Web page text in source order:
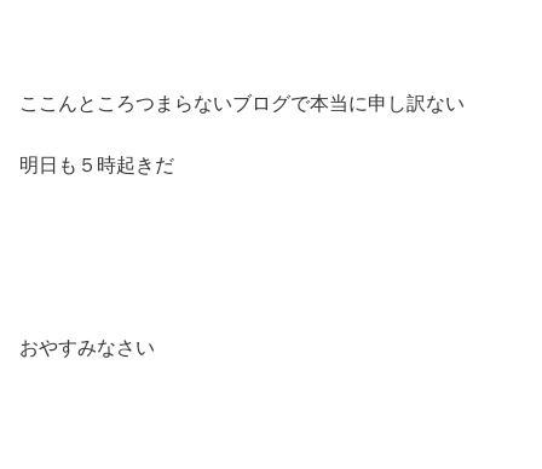
ここんところつまらないブログで本当に申し訳ない
明日も５時起きだ
おやすみなさい